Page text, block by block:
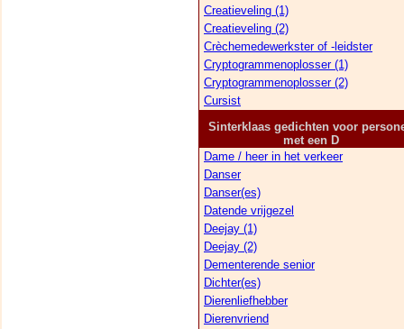
Creatieveling (1)
Creatieveling (2)
Crèchemedewerkster of -leidster
Cryptogrammenoplosser (1)
Cryptogrammenoplosser (2)
Cursist
Sinterklaas gedichten voor
met een D
Dame / heer in het verkeer
Danser
Danser(es)
Datende vrijgezel
Deejay (1)
Deejay (2)
Dementerende senior
Dichter(es)
Dierenliefhebber
Dierenvriend